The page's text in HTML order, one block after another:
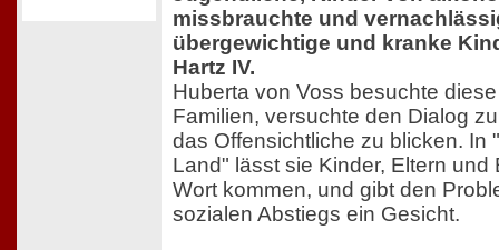
missbrauchte und
übergewichtige und kranke
Hartz IV.
Huberta von Voss besuchte
Familien, versuchte den Dialog
das Offensichtliche zu blicken. In
Land" lässt sie Kinder, Eltern und
Wort kommen, und gibt den
sozialen Abstiegs ein Gesicht.